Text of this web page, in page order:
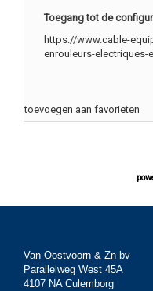
Toegang tot de
https://www.cable-
enrouleurs-electriques-
toevoegen aan favorieten
Van Oostvoorn & Zn bv
Parallelweg West 45A
4107 NA Culemborg